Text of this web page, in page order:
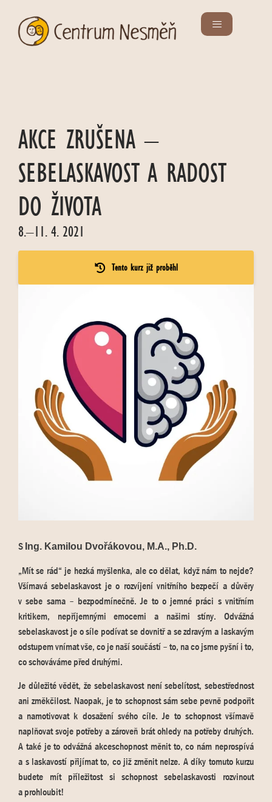
AKCE ZRUŠENA –
SEBELASKAVOST A RADOST
DO ŽIVOTA
8.–11. 4. 2021
Tento kurz již proběhl
S Ing. Kamilou Dvořákovou, M.A., Ph.D.
„Mít se rád“ je hezká myšlenka, ale co dělat, když nám to nejde?
Všímavá sebelaskavost je o rozvíjení vnitřního bezpečí a důvěry
v sebe sama – bezpodmínečně. Je to o jemné práci s vnitřním
kritikem, nepříjemnými emocemi a našimi stíny. Odvážná
sebelaskavost je o síle podívat se dovnitř a se zdravým a laskavým
odstupem vnímat vše, co je naší součástí – to, na co jsme pyšní i to,
co schováváme před druhými.
Je důležité vědět, že sebelaskavost není sebelítost, sebestřednost
ani změkčilost. Naopak, je to schopnost sám sebe pevně podpořit
a namotivovat k dosažení svého cíle. Je to schopnost všímavě
naplňovat svoje potřeby a zároveň brát ohledy na potřeby druhých.
A také je to odvážná akceschopnost měnit to, co nám neprospívá
a s laskavostí přijímat to, co již změnit nelze. A díky tomuto kurzu
budete mít příležitost si schopnost sebelaskavosti rozvinout
a prohloubit!